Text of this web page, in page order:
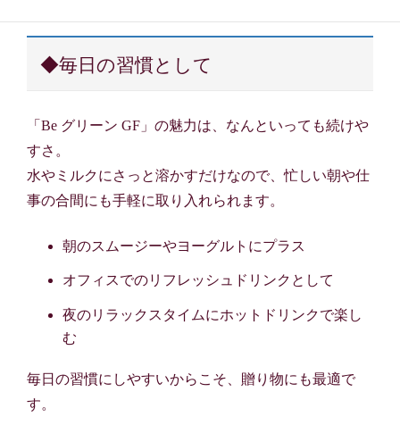
◆毎日の習慣として
「Be グリーン GF」の魅力は、なんといっても続けや
すさ。
水やミルクにさっと溶かすだけなので、忙しい朝や仕
事の合間にも手軽に取り入れられます。
朝のスムージーやヨーグルトにプラス
オフィスでのリフレッシュドリンクとして
夜のリラックスタイムにホットドリンクで楽し
む
毎日の習慣にしやすいからこそ、贈り物にも最適で
す。